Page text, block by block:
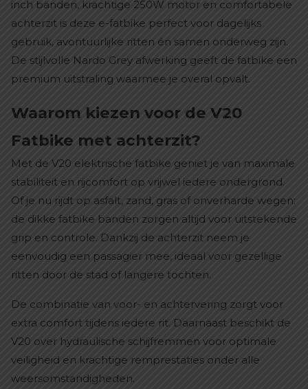
inch banden, krachtige 250W motor en comfortabele
achterzit is deze e-fatbike perfect voor dagelijks
gebruik, avontuurlijke ritten én samen onderweg zijn.
De stijlvolle Nardo Grey afwerking geeft de fatbike een
premium uitstraling waarmee je overal opvalt.
Waarom kiezen voor de V20
Fatbike met achterzit?
Met de V20 elektrische fatbike geniet je van maximale
stabiliteit en rijcomfort op vrijwel iedere ondergrond.
Of je nu rijdt op asfalt, zand, gras of onverharde wegen:
de dikke fatbike banden zorgen altijd voor uitstekende
grip en controle. Dankzij de achterzit neem je
eenvoudig een passagier mee, ideaal voor gezellige
ritten door de stad of langere tochten.
De combinatie van voor- en achtervering zorgt voor
extra comfort tijdens iedere rit. Daarnaast beschikt de
V20 over hydraulische schijfremmen voor optimale
veiligheid en krachtige remprestaties onder alle
weersomstandigheden.